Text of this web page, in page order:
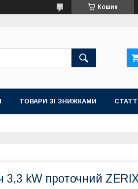
Кошик
ТОВАРИ ЗІ ЗНИЖКАМИ
3,3 kW проточний